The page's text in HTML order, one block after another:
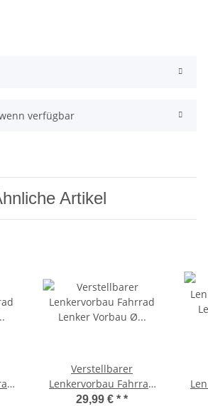
verfügbar
Artikel
Verstellbarer
Lenkervorbau Fahrrad
Lenker Vorbau Ø
29,99 € * *